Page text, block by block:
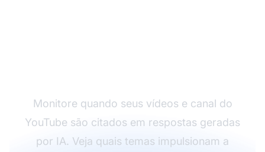
Monitore quando seus vídeos e canal do
YouTube são citados em respostas geradas
por IA. Veja quais temas impulsionam a